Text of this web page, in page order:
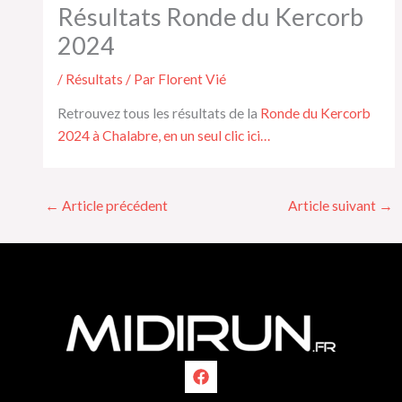
Résultats Ronde du Kercorb
2024
/ Résultats / Par Florent Vié
Retrouvez tous les résultats de la Ronde du Kercorb
2024 à Chalabre, en un seul clic ici…
← Article précédent Article suivant →